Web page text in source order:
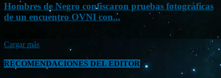
Hombres de Negro confiscaron pruebas fotográficas
de un encuentro OVNI con...
Cargar más
RECOMENDACIONES DEL EDITOR